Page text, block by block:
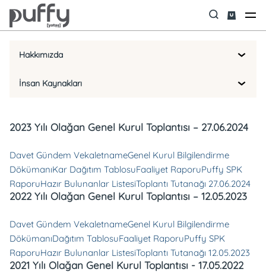
Hakkımızda
İnsan Kaynakları
2023 Yılı Olağan Genel Kurul Toplantısı – 27.06.2024
Davet Gündem VekaletnameGenel Kurul Bilgilendirme
DökümanıKar Dağıtım TablosuFaaliyet RaporuPuffy SPK
RaporuHazır Bulunanlar ListesiToplantı Tutanağı 27.06.2024
2022 Yılı Olağan Genel Kurul Toplantısı – 12.05.2023
Davet Gündem VekaletnameGenel Kurul Bilgilendirme
DökümanıDağıtım TablosuFaaliyet RaporuPuffy SPK
RaporuHazır Bulunanlar ListesiToplantı Tutanağı 12.05.2023
2021 Yılı Olağan Genel Kurul Toplantısı - 17.05.2022